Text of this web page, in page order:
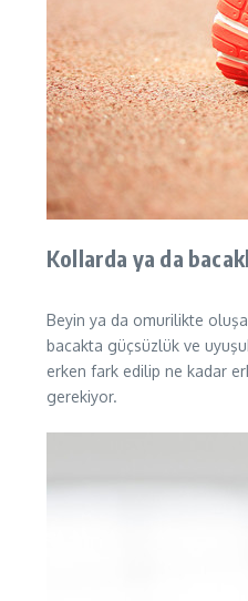
Kollarda ya da
Beyin ya da omurilikte
bacakta güçsüzlük ve
erken fark edilip ne kadar
gerekiyor.